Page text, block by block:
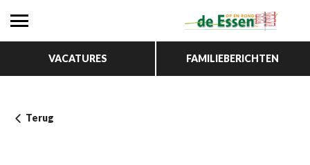
VACATURES FAMILIEBERICHTEN
Terug